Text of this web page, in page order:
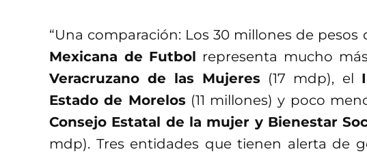
“Una comparación: Los 30 millones de pesos
Mexicana de Futbol representa mucho
Veracruzano de las Mujeres (17 mdp), el
Estado de Morelos(11 millones) y poco
Consejo Estatal de la mujer y Bienestar
mdp). Tres entidades que tienen alerta de